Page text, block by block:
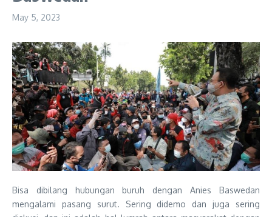
May 5, 2023
Bisa dibilang hubungan buruh dengan Anies Baswedan
mengalami pasang surut. Sering didemo dan juga sering